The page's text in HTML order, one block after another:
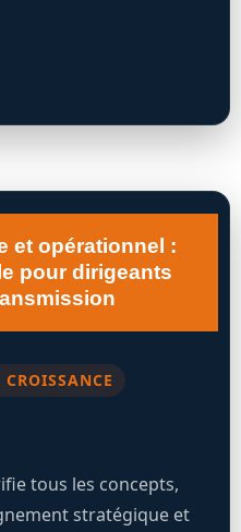
et opérationnel :
pour dirigeants
tous les concepts,
stratégique et